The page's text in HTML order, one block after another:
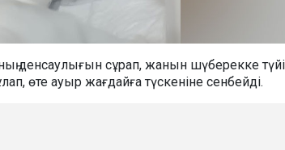
денсаулығын сұрап, жанын шүберекке
өте ауыр жағдайға түскеніне сенбейді.